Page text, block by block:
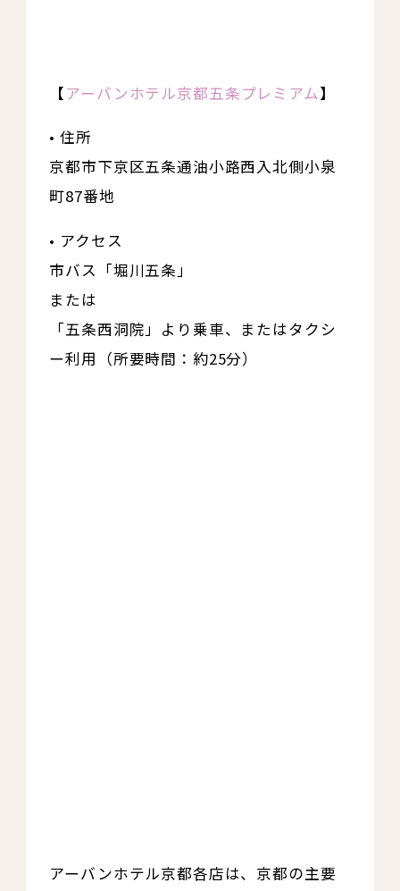
【アーバンホテル京都五条プレミアム】
• 住所
京都市下京区五条通油小路西入北側小泉
町87番地
• アクセス
市バス「堀川五条」
または
「五条西洞院」より乗車、またはタクシ
ー利用（所要時間：約25分）
アーバンホテル京都各店は、京都の主要